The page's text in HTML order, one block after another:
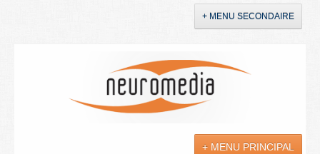
+ MENU SECONDAIRE
+ MENU PRINCIPAL